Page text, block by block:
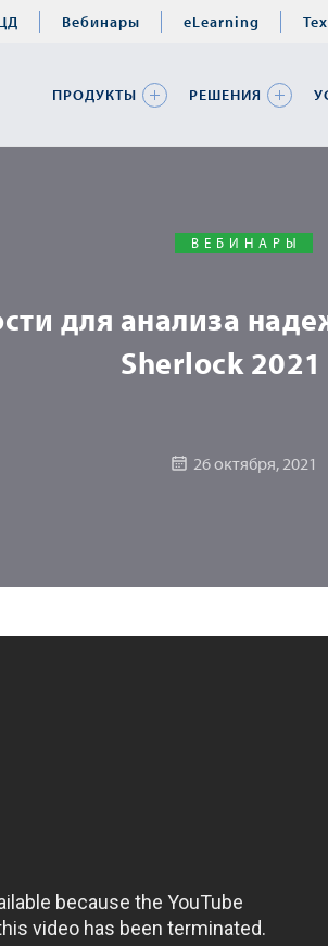
Вебинары eLearning
ПРОДУКТЫ РЕШЕНИЯ
ВЕБИНАРЫ
для анализа
Sherlock 2021
26 октября, 2021